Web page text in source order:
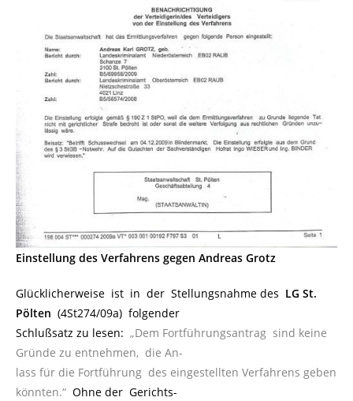
Einstellung des Verfahrens gegen Andreas Grotz
Glücklicherweise ist in der Stellungsnahme des LG St.
Pölten (4St274/09a) folgender
Schlußsatz zu lesen: „Dem Fortführungsantrag sind keine
Gründe zu entnehmen, die An-
lass für die Fortführung des eingestellten Verfahrens geben
könnten.“ Ohne der Gerichts-